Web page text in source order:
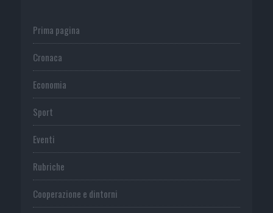
Prima pagina
Cronaca
Economia
Sport
Eventi
Rubriche
Cooperazione e dintorni